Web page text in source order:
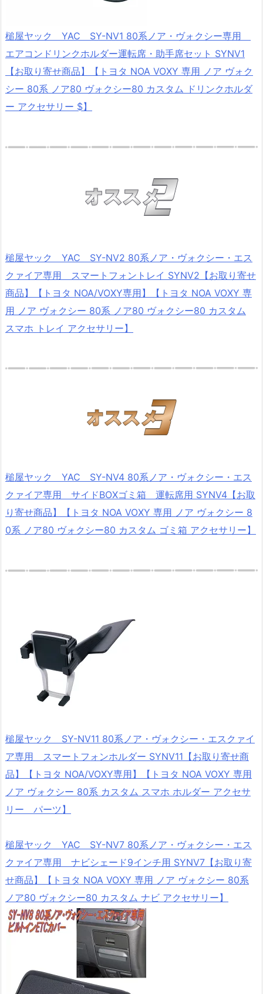
槌屋ヤック YAC SY-NV1 80系ノア・ヴォクシー専用
エアコンドリンクホルダー運転席・助手席セット SYNV1
【お取り寄せ商品】【トヨタ NOA VOXY 専用 ノア ヴォク
シー 80系 ノア80 ヴォクシー80 カスタム ドリンクホルダ
ー アクセサリー $】
槌屋ヤック YAC SY-NV2 80系ノア・ヴォクシー・エス
クァイア専用 スマートフォントレイ SYNV2【お取り寄せ
商品】【トヨタ NOA/VOXY専用】【トヨタ NOA VOXY 専
用 ノア ヴォクシー 80系 ノア80 ヴォクシー80 カスタム
スマホ トレイ アクセサリー】
槌屋ヤック YAC SY-NV4 80系ノア・ヴォクシー・エス
クァイア専用 サイドBOXゴミ箱 運転席用 SYNV4【お取
り寄せ商品】【トヨタ NOA VOXY 専用 ノア ヴォクシー 8
0系 ノア80 ヴォクシー80 カスタム ゴミ箱 アクセサリー】
槌屋ヤック SY-NV11 80系ノア・ヴォクシー・エスクァイ
ア専用 スマートフォンホルダー SYNV11【お取り寄せ商
品】【トヨタ NOA/VOXY専用】【トヨタ NOA VOXY 専用
ノア ヴォクシー 80系 カスタム スマホ ホルダー アクセサ
リー パーツ】
槌屋ヤック YAC SY-NV7 80系ノア・ヴォクシー・エス
クァイア専用 ナビシェード9インチ用 SYNV7【お取り寄
せ商品】【トヨタ NOA VOXY 専用 ノア ヴォクシー 80系
ノア80 ヴォクシー80 カスタム ナビ アクセサリー】